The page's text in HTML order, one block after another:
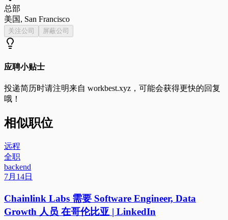
总部
美国, San Francisco
关注公司 屏蔽公司
应聘小贴士
投递简历时请注明来自 workbest.xyz ，可能会获得更快的回复
哦！
相似职位
远程
全职
backend
7月14日
Chainlink Labs 需要 Software Engineer, Data
Growth 人员 在哥伦比亚 | LinkedIn